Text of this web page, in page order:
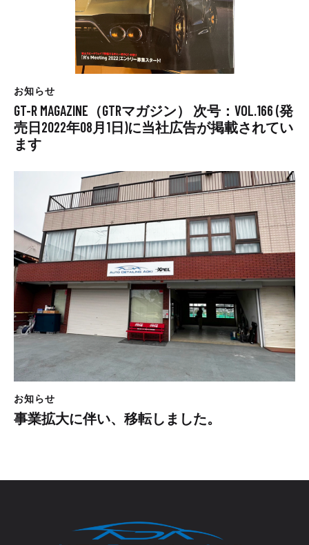
お知らせ
GT-R MAGAZINE（GTRマガジン） 次号：VOL.166 (発
売日2022年08月1日)に当社広告が掲載されてい
ます
お知らせ
事業拡大に伴い、移転しました。